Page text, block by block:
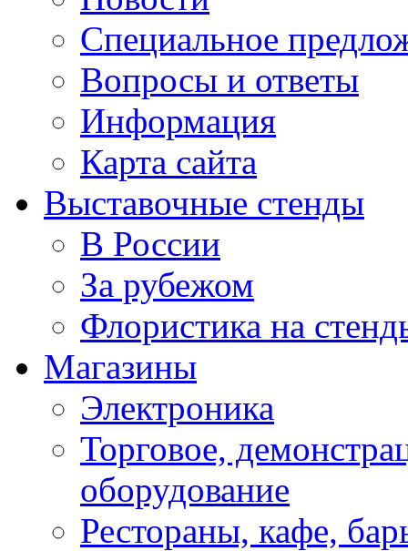
Специальное
Вопросы и ответы
Информация
Карта сайта
Выставочные стенды
В России
За рубежом
Флористика на
Магазины
Электроника
Торговое,
оборудование
Рестораны, кафе,